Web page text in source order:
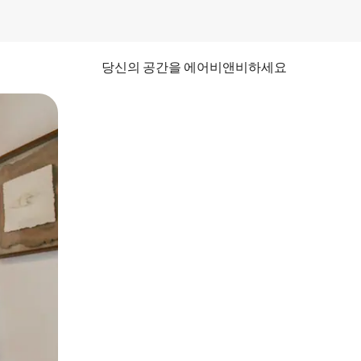
당신의 공간을 에어비앤비하세요